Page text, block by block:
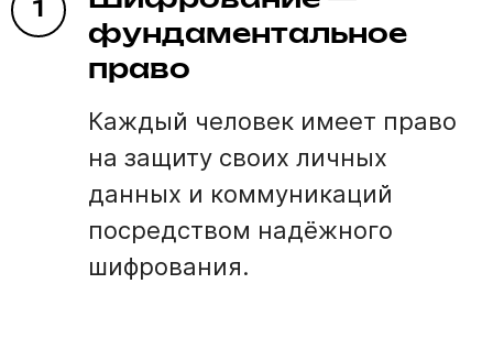
1
фундаментальное
право
Каждый человек имеет право
на защиту своих личных
данных и коммуникаций
посредством надёжного
шифрования.